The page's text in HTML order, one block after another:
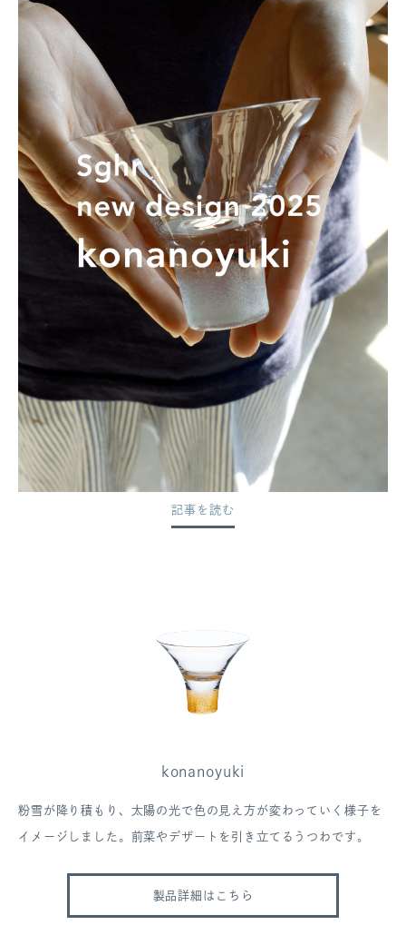
記事を読む
konanoyuki
粉雪が降り積もり、太陽の光で色の見え方が変わっていく様子を
イメージしました。前菜やデザートを引き立てるうつわです。
製品詳細はこちら